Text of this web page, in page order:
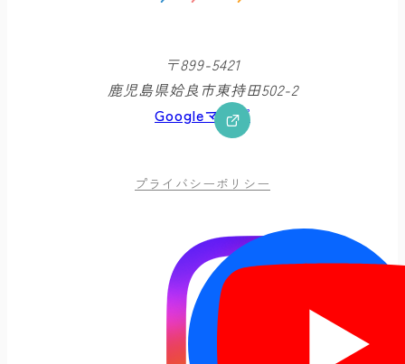
〒899-5421
鹿児島県姶良市東持田502-2
Googleマップ
プライバシーポリシー